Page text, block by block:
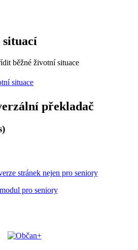
situací
běžné životní situace
překladač
stránek nejen pro seniory